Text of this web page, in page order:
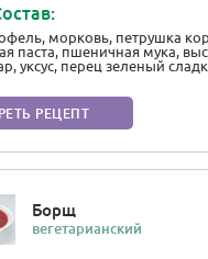
морковь, петрушка
паста, пшеничная мука,
уксус, перец зеленый
РЕЦЕПТ
Борщ
вегетарианский